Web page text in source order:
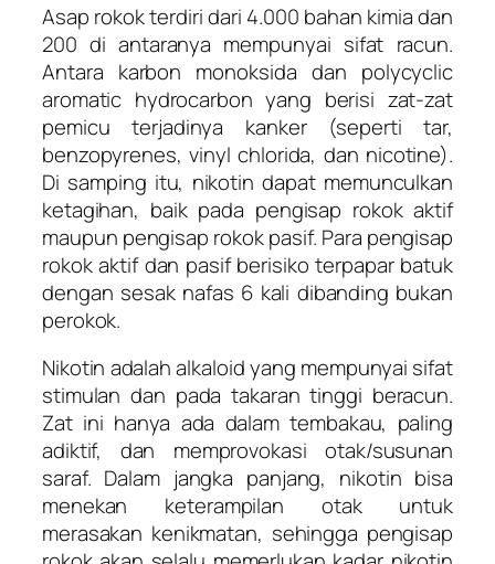
Asap rokok terdiri dari 4.000 bahan kimia dan
200 di antaranya mempunyai sifat racun.
Antara karbon monoksida dan polycyclic
aromatic hydrocarbon yang berisi zat-zat
pemicu terjadinya kanker (seperti tar,
benzopyrenes, vinyl chlorida, dan nicotine).
Di samping itu, nikotin dapat memunculkan
ketagihan, baik pada pengisap rokok aktif
maupun pengisap rokok pasif. Para pengisap
rokok aktif dan pasif berisiko terpapar batuk
dengan sesak nafas 6 kali dibanding bukan
perokok.
Nikotin adalah alkaloid yang mempunyai sifat
stimulan dan pada takaran tinggi beracun.
Zat ini hanya ada dalam tembakau, paling
adiktif, dan memprovokasi otak/susunan
saraf. Dalam jangka panjang, nikotin bisa
menekan keterampilan otak untuk
merasakan kenikmatan, sehingga pengisap